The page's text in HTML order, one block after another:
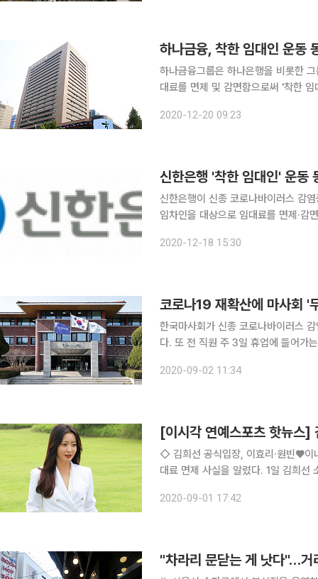
하나금융, 착한 임대인 운동
하나금융그룹은 하나은행을 비롯한
대료를 면제 및 감면함으로써 '착한 임대
월 임대료를 전액 면제키로 했다. 또
2020-12-20 09:23
신한은행 '착한 임대인' 운동
신한은행이 신종 코로나바이러스 감
임차인을 대상으로 임대료를 면제·감면한다고 18일 밝혔다.
는 것이다. 은행 소유 건물 임차
2020-12-18 15:30
한국마사회가 신종 코로나바이러스
다. 또 전 직원 주 3일 휴업에 들어가
침이 적용돼 고객 입장 시기가 불투명
2020-09-02 11:34
◇ 김희선 공식입장, 이효리·원빈♥이나영 이어 '선한 영향력
대료 면제 사실을 알렸다. 1일 김희선
료를 면제했을 뿐인데 뒤늦게 기사화
2020-09-01 17:42
"차라리 문닫는 게 낫다"…거